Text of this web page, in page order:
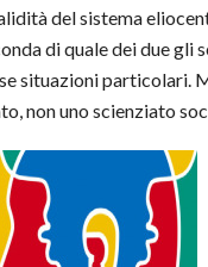
del sistema
di quale dei due gli
situazioni particolari.
non uno scienziato